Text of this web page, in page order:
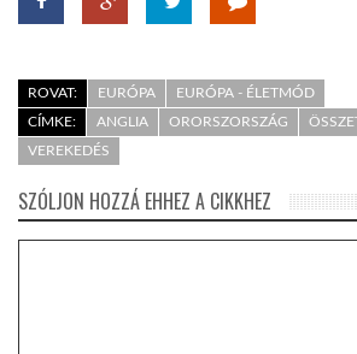
ROVAT: EURÓPA
EURÓPA - ÉLETMÓD
CÍMKE:
ANGLIA ORORSZORSZÁG
VEREKEDÉS
SZÓLJON HOZZÁ EHHEZ A CIKKHEZ